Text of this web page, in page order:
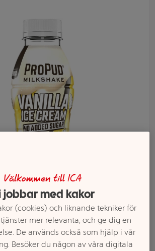
Välj butik och handla
kan variera mellan butikerna
Välkommen till ICA
jobbar med kakor
(cookies) och liknande tekniker för
mer relevanta, och ge dig en
De används också som hjälp i vår
Besöker du någon av våra digitala